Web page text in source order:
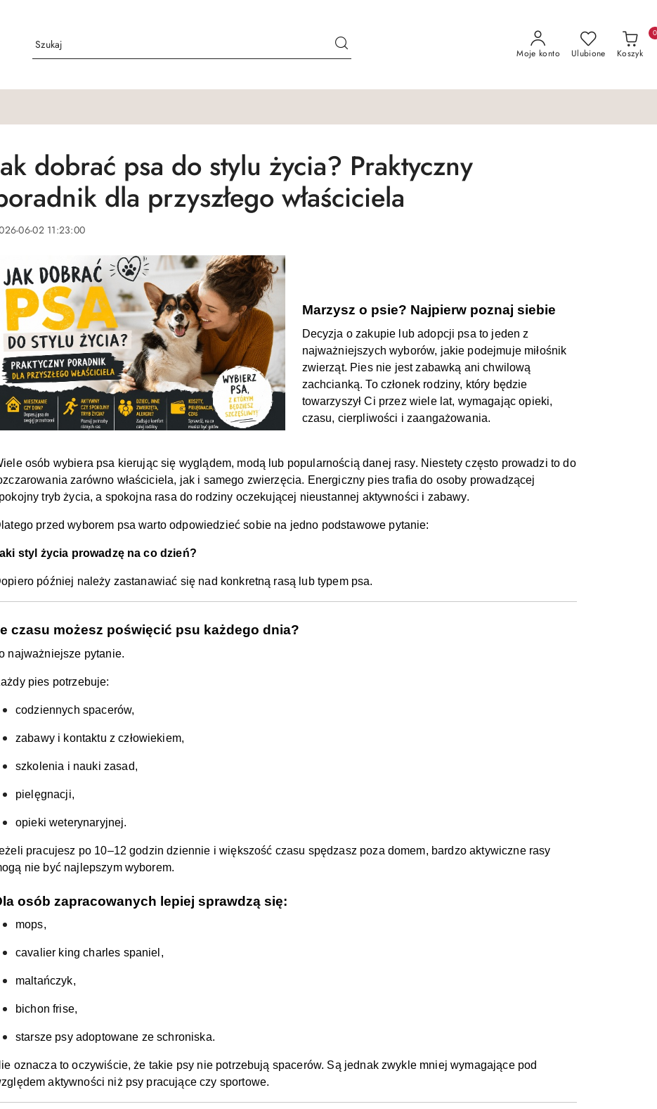
Moje konto Ulubione Koszyk
0
dobrać psa do stylu życia? Praktyczny
dla przyszłego właściciela
06-02 11:23:00
Marzysz o psie? Najpierw poznaj siebie
Decyzja o zakupie lub adopcji psa to jeden z
najważniejszych wyborów, jakie podejmuje miłośnik
zwierząt. Pies nie jest zabawką ani chwilową
zachcianką. To członek rodziny, który będzie
towarzyszył Ci przez wiele lat, wymagając opieki,
czasu, cierpliwości i zaangażowania.
osób wybiera psa kierując się wyglądem, modą lub popularnością danej rasy. Niestety często prowadzi to do
zarówno właściciela, jak i samego zwierzęcia. Energiczny pies trafia do osoby prowadzącej
tryb życia, a spokojna rasa do rodziny oczekującej nieustannej aktywności i zabawy.
przed wyborem psa warto odpowiedzieć sobie na jedno podstawowe pytanie:
styl życia prowadzę na co dzień?
później należy zastanawiać się nad konkretną rasą lub typem psa.
czasu możesz poświęcić psu każdego dnia?
najważniejsze pytanie.
pies potrzebuje:
codziennych spacerów,
zabawy i kontaktu z człowiekiem,
szkolenia i nauki zasad,
pielęgnacji,
opieki weterynaryjnej.
pracujesz po 10–12 godzin dziennie i większość czasu spędzasz poza domem, bardzo aktywiczne rasy
nie być najlepszym wyborem.
osób zapracowanych lepiej sprawdzą się:
mops,
cavalier king charles spaniel,
maltańczyk,
bichon frise,
starsze psy adoptowane ze schroniska.
oznacza to oczywiście, że takie psy nie potrzebują spacerów. Są jednak zwykle mniej wymagające pod
aktywności niż psy pracujące czy sportowe.